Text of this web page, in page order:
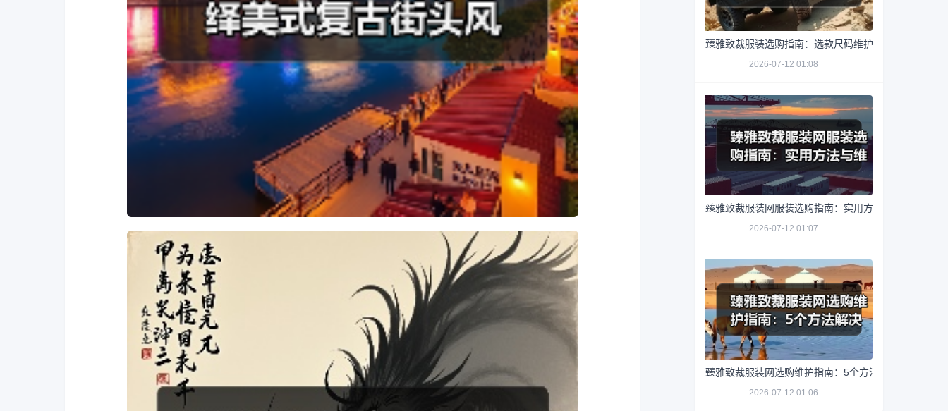
臻雅致裁服装选购指南：选款尺码维护5大实用方法
2026-07-12 01:08
臻雅致裁服装网服装选购指南：实用方法与维护技巧
2026-07-12 01:07
臻雅致裁服装网选购维护指南：5个方法解决网购踩坑
2026-07-12 01:06